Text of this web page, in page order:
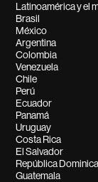
Latinoamérica y el
Brasil
México
Argentina
Colombia
Venezuela
Chile
Perú
Ecuador
Panamá
Uruguay
Costa Rica
El Salvador
República
Guatemala